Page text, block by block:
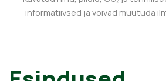
informatiivsed ja võivad muutuda